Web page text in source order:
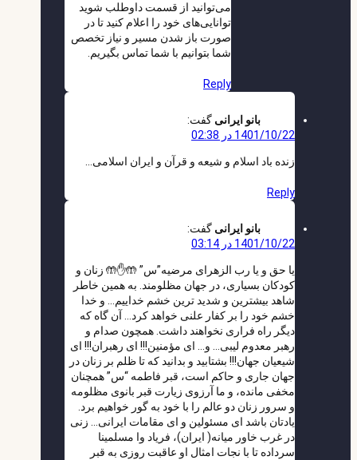
می‌توانید از قسمت داوطلب شوید
توانایی‌های خود را اعلام کنید تا در
صورت باز شدن مسیر و نیاز تخصص
شما بتوانیم با شما تماس بگیریم.
Reply
بانو ایرانی گفت:
1401/10/22 در 02:38
زنده باد اسلام و شیعه و قرآن و ایران اسلامی…
Reply
بانو ایرانی گفت:
1401/10/22 در 03:14
یا حق و یا رب الزهرای مرضیه”س” 🤲✋🤲 زنان و
کودکان بسیاری، در جهان مظلومند. به همین خاطر
شاهد بیشترین و شدید ترین خشم خداییم… و خدا
خشم خود را بر کفار علنی خواهد کرد… آن گاه که
دیگر راه فراری نخواهند داشت. همچون صدام و
رهبر معدوم لیبی… و… ای مؤمنین!!! ای رهبران!!! ای
شیعیان جهان!!! بشتابید و بدانید که تا ظلم بر زنان در
جهان جاری و حاکم است، قبر فاطمه “س” همچنان
مخفی مانده، و ما آرزوی زیارت قبر بانوی مظلومه
و سرور زنان دو عالم را با خود به گور خواهیم برد.
یادتان باشد ای مسئولین و ای مقامات ایرانی… زنی
در غرب خاور میانه( ایران)، فریاد وا مسلمینا
سرداده تا با نجات امثال او عاقبت روزی به قبر